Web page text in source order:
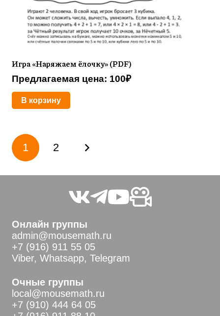
Игра «Наряжаем ёлочку» (PDF)
Предлагаемая цена: 100₽
В корзину
Пагинация
записей
1 2
Онлайн группы
admin@mousemath.ru
+7 (916) 911 55 05
Viber, Whatsapp, Telegram
Очные группы
local@mousemath.ru
+7 (910) 444 64 05